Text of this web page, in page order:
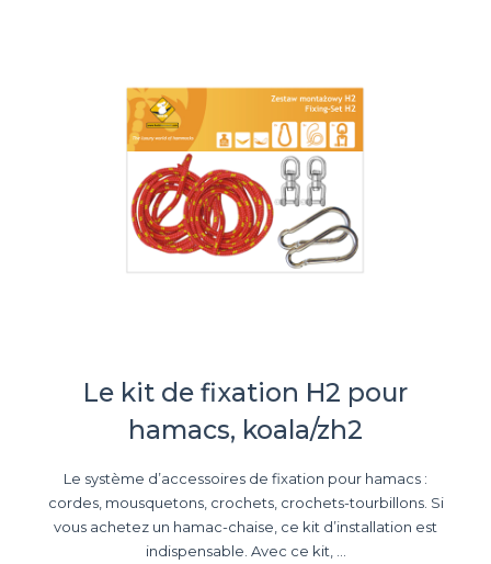
Le kit de fixation H2 pour
hamacs, koala/zh2
Le système d’accessoires de fixation pour hamacs :
cordes, mousquetons, crochets, crochets-tourbillons. Si
vous achetez un hamac-chaise, ce kit d’installation est
indispensable. Avec ce kit, ...